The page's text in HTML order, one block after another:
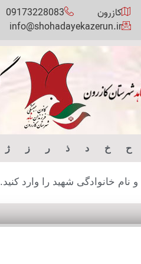
کازرون
09173228083
info@shohadayekazerun.ir
ح خ د ذ ر ز ژ
خانوادگی شهید را وارد کنید.